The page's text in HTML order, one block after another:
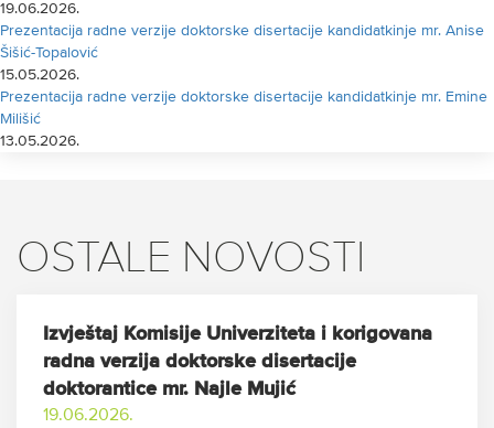
19.06.2026.
Prezentacija radne verzije doktorske disertacije kandidatkinje mr. Anise
Šišić-Topalović
15.05.2026.
Prezentacija radne verzije doktorske disertacije kandidatkinje mr. Emine
Milišić
13.05.2026.
OSTALE NOVOSTI
Izvještaj Komisije Univerziteta i korigovana
radna verzija doktorske disertacije
doktorantice mr. Najle Mujić
19.06.2026.